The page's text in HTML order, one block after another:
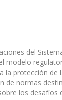
del
modelo
la protección de
de normas
los